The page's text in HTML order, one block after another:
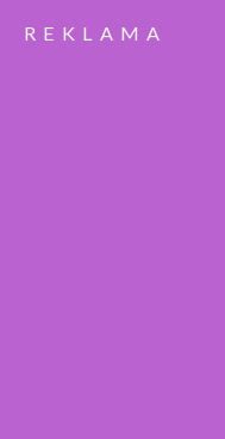
REKLAMA